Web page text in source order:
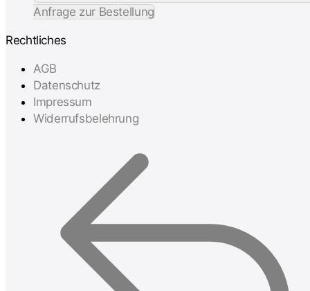
Anfrage zur Bestellung
Rechtliches
AGB
Datenschutz
Impressum
Widerrufsbelehrung